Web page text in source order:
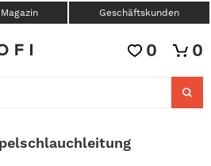
Magazin Geschäftskunden
0 0